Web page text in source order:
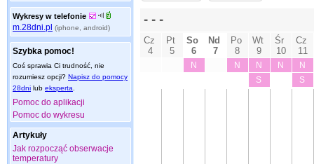
Wykresy w telefonie
m.28dni.pl (iphone, android)
Szybka pomoc!
Coś sprawia Ci trudność, nie
rozumiesz opcji? Napisz do pomocy
28dni lub eksperta
Pomoc do aplikacji
Pomoc do wykresu
Artykuły
Jak rozpocząć obserwacje
temperatury